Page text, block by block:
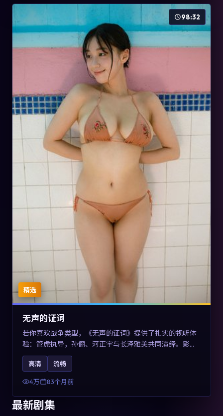
精选
98:32
无声的证词
若你喜欢战争类型，《无声的证词》提供了扎实的视听体
验：管虎执导，孙俪、河正宇与长泽雅美共同演绎。影片
2019年于澳大利亚上映，内容在罪案类型框架内探讨制度
与个体关系，关键词包含高清流畅、人物关系与情节反
转，适合检索「2019战争」「澳大利亚电影」的用户。
高清 流畅
4万 83个月前
最新剧集